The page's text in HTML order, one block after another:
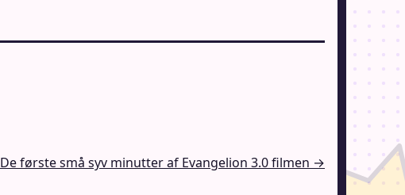
De første små syv minutter af Evangelion 3.0 filmen →